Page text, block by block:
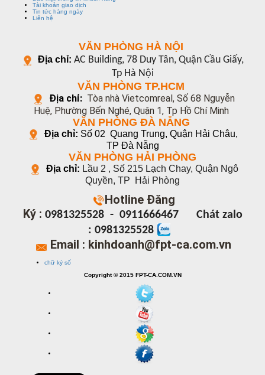
Tài khoản giao dịch
Tin tức hàng ngày
Liên hệ
VĂN PHÒNG HÀ NỘI
Địa chỉ: AC Building, 78 Duy Tân, Quận Cầu Giấy,
Tp Hà Nội
VĂN PHÒNG TP.HCM
Địa chỉ: Tòa nhà Vietcomreal, Số 68 Nguyễn
Huệ, Phường Bến Nghé, Quận 1, Tp Hồ Chí Minh
VĂN PHÒNG ĐÀ NẴNG
Địa chỉ: Số 02 Quang Trung, Quận Hải Châu,
TP Đà Nẵng
VĂN PHÒNG HẢI PHÒNG
Địa chỉ: Lầu 2 , Số 215 Lạch Chay, Quận Ngô
Quyền, TP
Hải Phòng
Hotline Đăng
Ký : 0981325528 - 0911666467Chát zalo
: 0981325528
Email : kinhdoanh@fpt-ca.com.vn
chữ ký số
Copyright © 2015 FPT-CA.COM.VN